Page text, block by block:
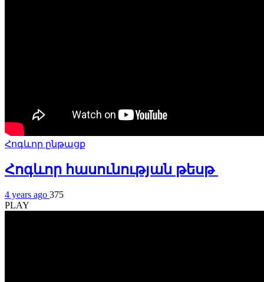
Հոգևոր ընթացք
Հոգևոր հասունության թեսթ
4 years ago 375
PLAY